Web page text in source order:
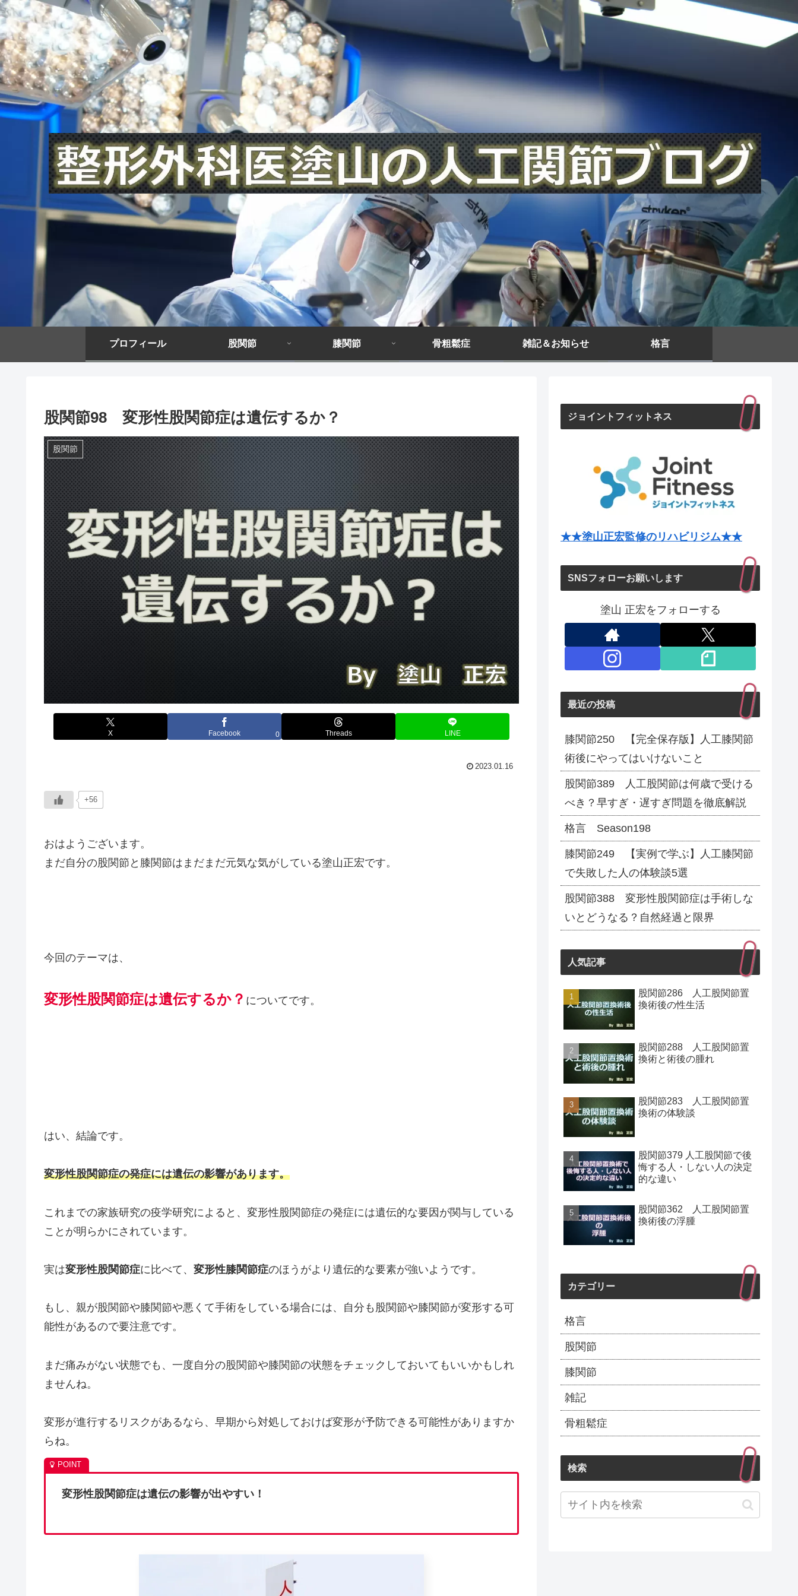
プロフィール 股関節 膝関節 骨粗鬆症 雑記＆お知らせ 格言
股関節98 変形性股関節症は遺伝するか？
股関節
X Facebook 0 Threads LINE
2023.01.16
+56
おはようございます。
まだ自分の股関節と膝関節はまだまだ元気な気がしている塗山正宏です。
今回のテーマは、
変形性股関節症は遺伝するか？ についてです。
はい、結論です。
変形性股関節症の発症には遺伝の影響があります。
これまでの家族研究の疫学研究によると、変形性股関節症の発症には遺伝的な要因が関与している
ことが明らかにされています。
実は変形性股関節症に比べて、 変形性膝関節症のほうがより遺伝的な要素が強いようです。
もし、親が股関節や膝関節や悪くて手術をしている場合には、自分も股関節や膝関節が変形する可
能性があるので要注意です。
まだ痛みがない状態でも、一度自分の股関節や膝関節の状態をチェックしておいてもいいかもしれ
ませんね。
変形が進行するリスクがあるなら、早期から対処しておけば変形が予防できる可能性がありますか
らね。
変形性股関節症は遺伝の影響が出やすい！
ジョイントフィットネス
★★塗山正宏監修のリハビリジム★★
SNSフォローお願いします
塗山 正宏をフォローする
最近の投稿
膝関節250 【完全保存版】人工膝関節
術後にやってはいけないこと
股関節389 人工股関節は何歳で受ける
べき？早すぎ・遅すぎ問題を徹底解説
格言 Season198
膝関節249 【実例で学ぶ】人工膝関節
で失敗した人の体験談5選
股関節388 変形性股関節症は手術しな
いとどうなる？自然経過と限界
人気記事
股関節286 人工股関節置
換術後の性生活
股関節288 人工股関節置
換術と術後の腫れ
股関節283 人工股関節置
換術の体験談
股関節379 人工股関節で後
悔する人・しない人の決定
的な違い
股関節362 人工股関節置
換術後の浮腫
カテゴリー
格言
股関節
膝関節
雑記
骨粗鬆症
検索